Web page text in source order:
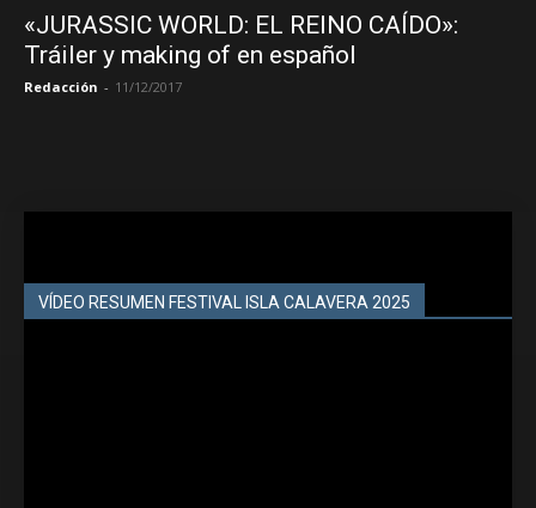
«JURASSIC WORLD: EL REINO CAÍDO»:
Tráiler y making of en español
Redacción - 11/12/2017
VÍDEO RESUMEN FESTIVAL ISLA CALAVERA 2025